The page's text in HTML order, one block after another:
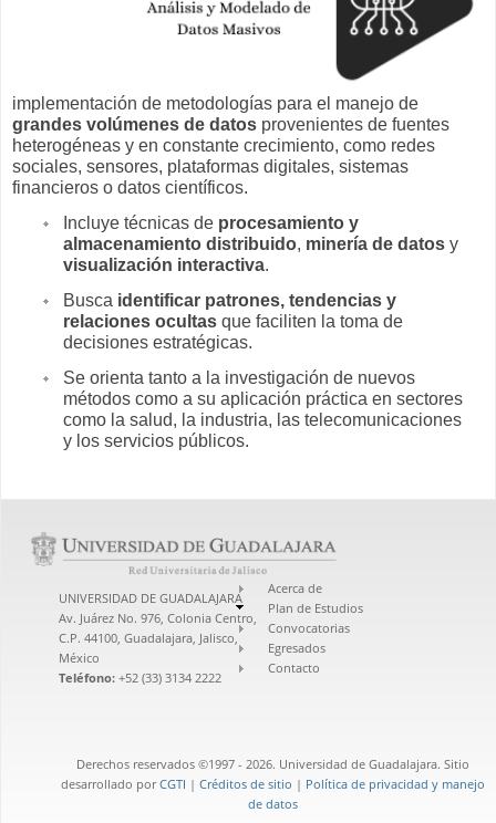
implementación de metodologías para el manejo de
grandes volúmenes de datos provenientes de fuentes
heterogéneas y en constante crecimiento, como redes
sociales, sensores, plataformas digitales, sistemas
financieros o datos científicos.
Incluye técnicas de procesamiento y
almacenamiento distribuido, minería de datos y
visualización interactiva.
Busca identificar patrones, tendencias y
relaciones ocultas que faciliten la toma de
decisiones estratégicas.
Se orienta tanto a la investigación de nuevos
métodos como a su aplicación práctica en sectores
como la salud, la industria, las telecomunicaciones
y los servicios públicos.
UNIVERSIDAD DE GUADALAJARA
Av. Juárez No. 976, Colonia Centro,
C.P. 44100, Guadalajara, Jalisco,
México
Teléfono: +52 (33) 3134 2222
Acerca de
Plan de Estudios
Convocatorias
Egresados
Contacto
Derechos reservados ©1997 - 2026. Universidad de Guadalajara. Sitio
desarrollado porCGTI | Créditos de sitio | Política de privacidad y manejo
de datos